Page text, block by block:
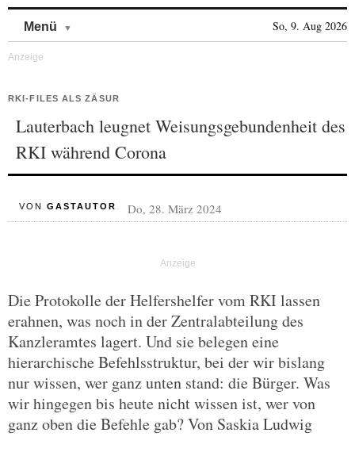
Menü So, 9. Aug 2026
RKI-FILES ALS ZÄSUR
Lauterbach leugnet Weisungsgebundenheit des
RKI während Corona
VON GASTAUTOR Do, 28. März 2024
Die Protokolle der Helfershelfer vom RKI lassen
erahnen, was noch in der Zentralabteilung des
Kanzleramtes lagert. Und sie belegen eine
hierarchische Befehlsstruktur, bei der wir bislang
nur wissen, wer ganz unten stand: die Bürger. Was
wir hingegen bis heute nicht wissen ist, wer von
ganz oben die Befehle gab? Von Saskia Ludwig